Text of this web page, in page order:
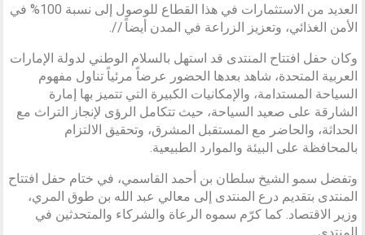
العديد من الاستثمارات في هذا القطاع للوصول إلى نسبة 100% في
الأمن الغذائي، وتعزيز الزراعة في المدن أيضاً //.
وكان حفل افتتاح المنتدى قد استهل بالسلام الوطني لدولة الإمارات
العربية المتحدة، شاهد بعدها الحضور عرضاً مرئياً تناول مفهوم
السياحة المستدامة، والإمكانيات الكبيرة التي تتميز بها إمارة
الشارقة على صعيد السياحة، حيث تتكامل الرؤى لإنجاز التراث مع
الحداثة، والحاضر مع المستقبل المشرق، وتحقيق الالتزام
بالمحافظة على البيئة والموارد الطبيعية.
وتفضل سمو الشيخ سلطان بن أحمد القاسمي، في ختام حفل افتتاح
المنتدى بتقديم درع المنتدى إلى معالي عبد الله بن طوق المري،
وزير الاقتصاد. كما كرّم سموه الرعاة والشركاء والمتحدثين في